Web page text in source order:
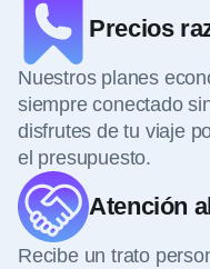
Precios
Nuestros planes
siempre conectado
disfrutes de tu viaje
el presupuesto.
Atención
Recibe un trato